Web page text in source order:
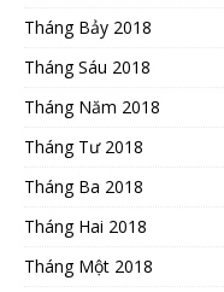
Tháng Bảy 2018
Tháng Sáu 2018
Tháng Năm 2018
Tháng Tư 2018
Tháng Ba 2018
Tháng Hai 2018
Tháng Một 2018